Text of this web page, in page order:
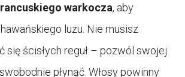
warkocza, aby
luzu. Nie musisz
się ścisłych reguł – pozwól swojej
płynąć. Włosy powinny